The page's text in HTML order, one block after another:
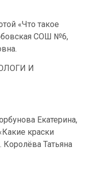
«Что такое
СОШ №6,
И
Екатерина,
краски
Татьяна